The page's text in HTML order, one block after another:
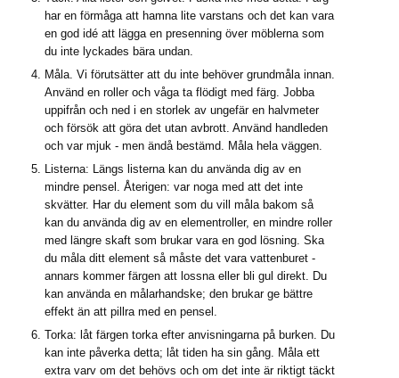
har en förmåga att hamna lite varstans och det kan vara
en god idé att lägga en presenning över möblerna som
du inte lyckades bära undan.
Måla. Vi förutsätter att du inte behöver grundmåla innan.
Använd en roller och våga ta flödigt med färg. Jobba
uppifrån och ned i en storlek av ungefär en halvmeter
och försök att göra det utan avbrott. Använd handleden
och var mjuk - men ändå bestämd. Måla hela väggen.
Listerna: Längs listerna kan du använda dig av en
mindre pensel. Återigen: var noga med att det inte
skvätter. Har du element som du vill måla bakom så
kan du använda dig av en elementroller, en mindre roller
med längre skaft som brukar vara en god lösning. Ska
du måla ditt element så måste det vara vattenburet -
annars kommer färgen att lossna eller bli gul direkt. Du
kan använda en målarhandske; den brukar ge bättre
effekt än att pillra med en pensel.
Torka: låt färgen torka efter anvisningarna på burken. Du
kan inte påverka detta; låt tiden ha sin gång. Måla ett
extra varv om det behövs och om det inte är riktigt täckt